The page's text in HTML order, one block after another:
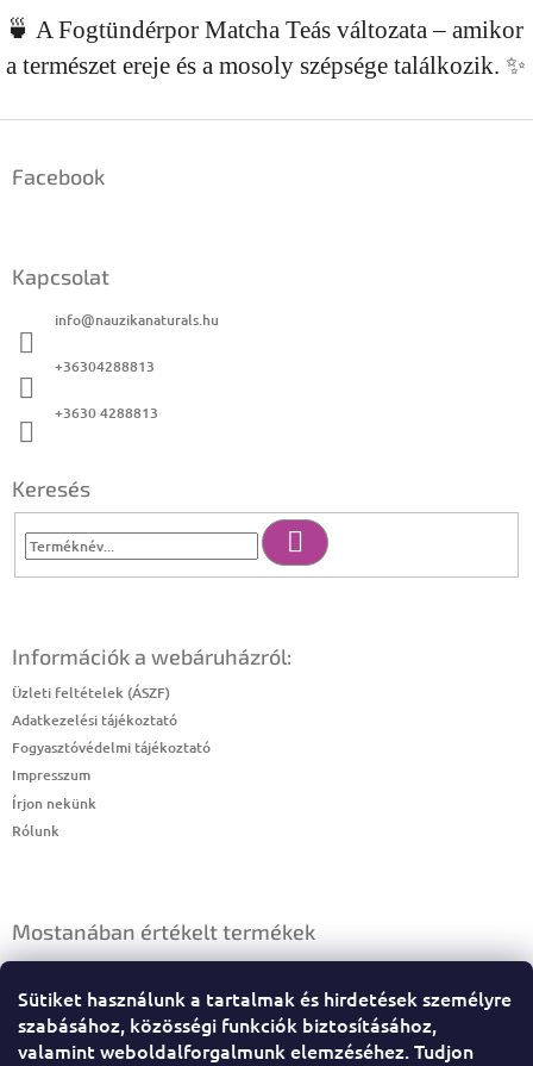
Sütiket használunk a tartalmak és hirdetések személyre
szabásához, közösségi funkciók biztosításához,
valamint weboldalforgalmunk elemzéséhez. Tudjon
🍵 A Fogtündérpor Matcha Teás változata – amikor
a természet ereje és a mosoly szépsége találkozik. ✨
Facebook
Kapcsolat
info@nauzikanaturals.hu
+36304288813
+3630 4288813
Keresés
Keresés
Információk a webáruházról:
Üzleti feltételek (ÁSZF)
Adatkezelési tájékoztató
Fogyasztóvédelmi tájékoztató
Impresszum
Írjon nekünk
Rólunk
Mostanában értékelt termékek
A termék értékelése 5-ből 4 csillag.
|